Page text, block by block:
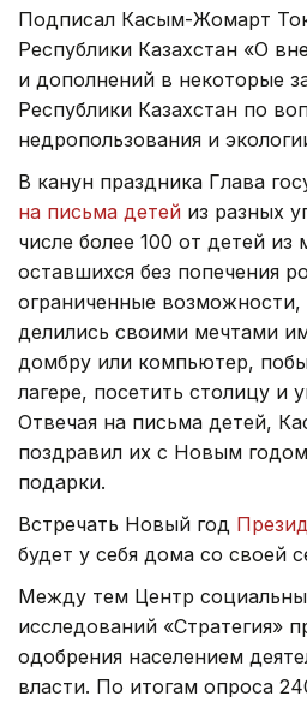
Подписал Касым-Жомарт
Республики Казахстан «О
и дополнений в некоторые
Республики Казахстан по
недропользования и
В канун праздника Глава
на письма детей из разных
числе более 100 от детей
оставшихся без попечения
ограниченные
делились своими мечтами
домбру или компьютер,
лагере, посетить столицу и
Отвечая на письма детей,
поздравил их с Новым
подарки.
Встречать Новый год
будет у себя дома со своей
Между тем Центр
исследований «Стратегия»
одобрения населением
власти. По итогам опроса